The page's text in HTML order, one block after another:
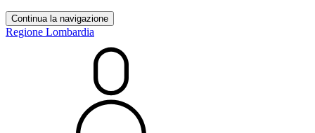
Continua la navigazione
Regione Lombardia